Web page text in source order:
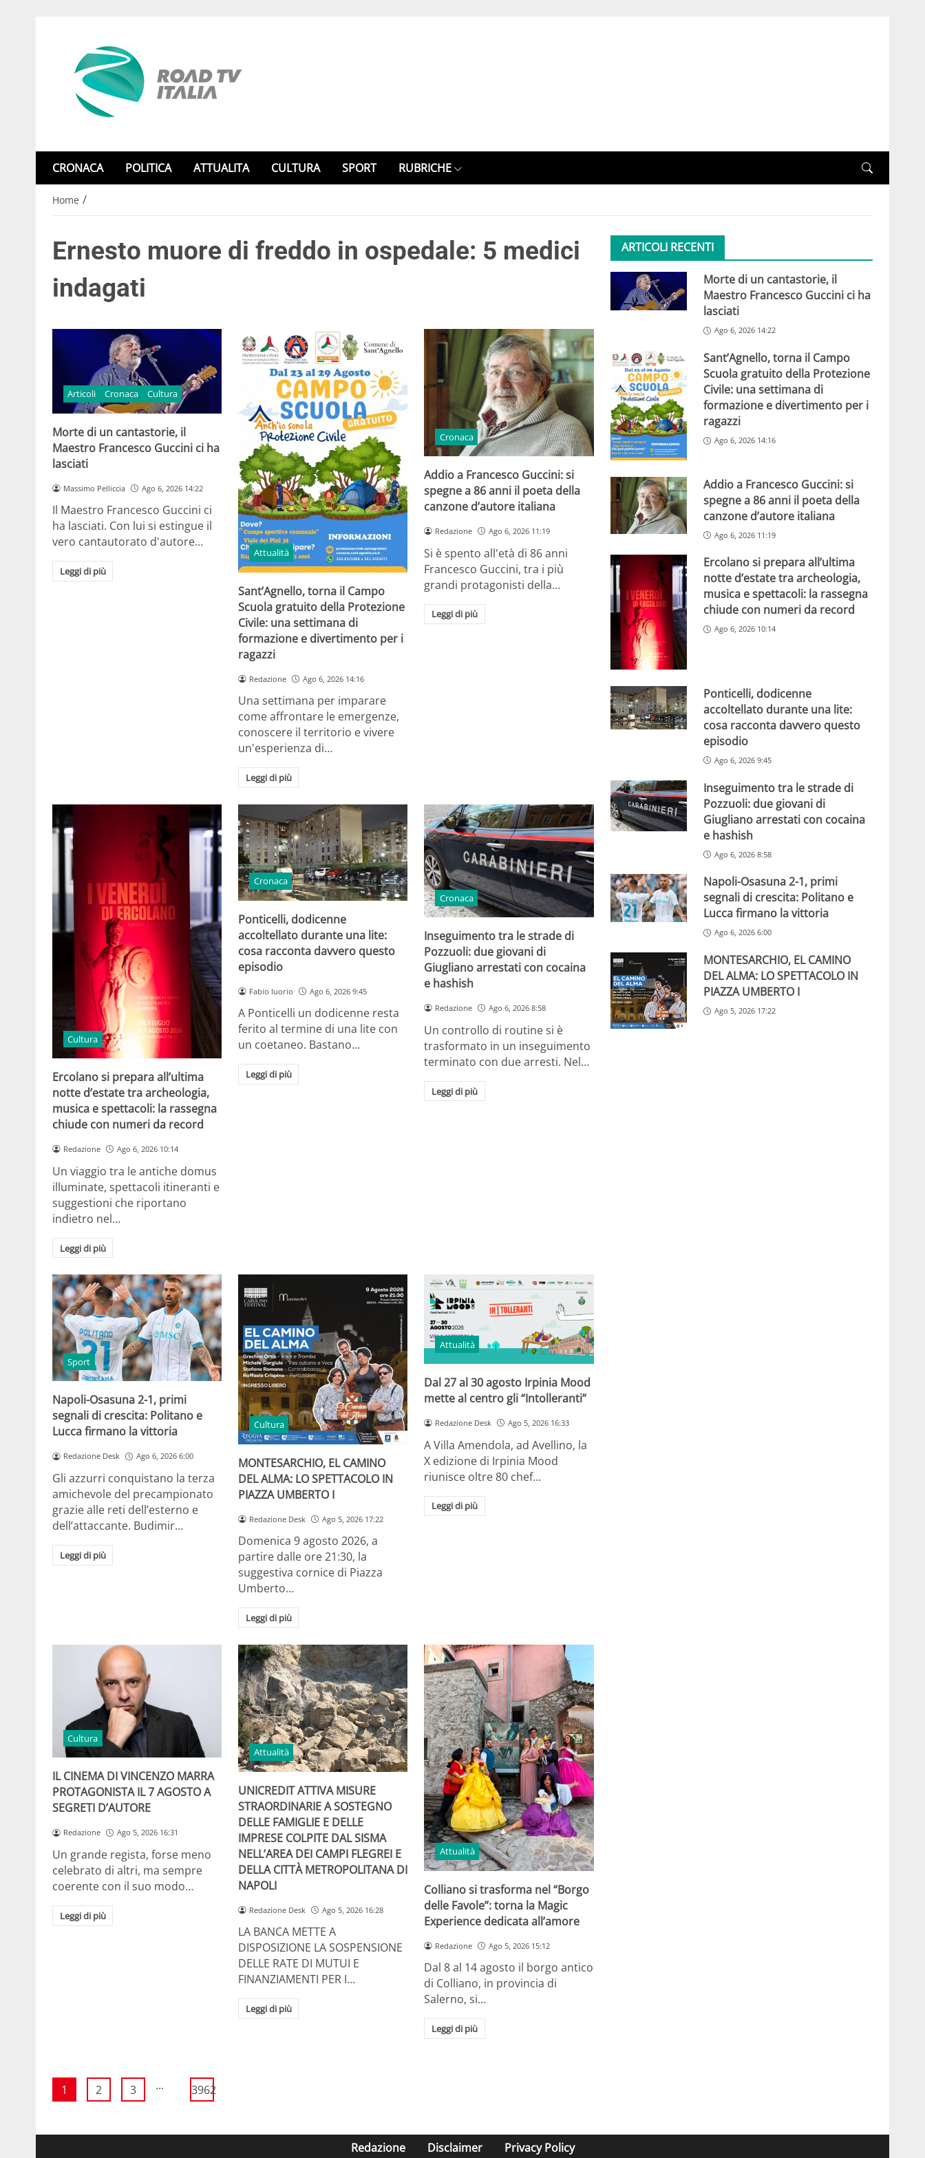
CRONACA POLITICA ATTUALITA CULTURA SPORT RUBRICHE
Home /
Ernesto muore di freddo in ospedale: 5 medici
indagati
Articoli Cronaca Cultura
Morte di un cantastorie, il
Maestro Francesco Guccini ci ha
lasciati
Massimo Pelliccia Ago 6, 2026 14:22
Il Maestro Francesco Guccini ci
ha lasciati. Con lui si estingue il
vero cantautorato d'autore…
Leggi di più
Attualità
Sant’Agnello, torna il Campo
Scuola gratuito della Protezione
Civile: una settimana di
formazione e divertimento per i
ragazzi
Redazione Ago 6, 2026 14:16
Una settimana per imparare
come affrontare le emergenze,
conoscere il territorio e vivere
un'esperienza di…
Leggi di più
Cronaca
Addio a Francesco Guccini: si
spegne a 86 anni il poeta della
canzone d’autore italiana
Redazione Ago 6, 2026 11:19
Si è spento all'età di 86 anni
Francesco Guccini, tra i più
grandi protagonisti della…
Leggi di più
Cultura
Ercolano si prepara all’ultima
notte d’estate tra archeologia,
musica e spettacoli: la rassegna
chiude con numeri da record
Redazione Ago 6, 2026 10:14
Un viaggio tra le antiche domus
illuminate, spettacoli itineranti e
suggestioni che riportano
indietro nel…
Leggi di più
Cronaca
Ponticelli, dodicenne
accoltellato durante una lite:
cosa racconta davvero questo
episodio
Fabio Iuorio Ago 6, 2026 9:45
A Ponticelli un dodicenne resta
ferito al termine di una lite con
un coetaneo. Bastano…
Leggi di più
Cronaca
Inseguimento tra le strade di
Pozzuoli: due giovani di
Giugliano arrestati con cocaina
e hashish
Redazione Ago 6, 2026 8:58
Un controllo di routine si è
trasformato in un inseguimento
terminato con due arresti. Nel…
Leggi di più
Sport
Napoli-Osasuna 2-1, primi
segnali di crescita: Politano e
Lucca firmano la vittoria
Redazione Desk Ago 6, 2026 6:00
Gli azzurri conquistano la terza
amichevole del precampionato
grazie alle reti dell’esterno e
dell’attaccante. Budimir…
Leggi di più
Cultura
MONTESARCHIO, EL CAMINO
DEL ALMA: LO SPETTACOLO IN
PIAZZA UMBERTO I
Redazione Desk Ago 5, 2026 17:22
Domenica 9 agosto 2026, a
partire dalle ore 21:30, la
suggestiva cornice di Piazza
Umberto…
Leggi di più
Attualità
Dal 27 al 30 agosto Irpinia Mood
mette al centro gli “Intolleranti”
Redazione Desk Ago 5, 2026 16:33
A Villa Amendola, ad Avellino, la
X edizione di Irpinia Mood
riunisce oltre 80 chef…
Leggi di più
Cultura
IL CINEMA DI VINCENZO MARRA
PROTAGONISTA IL 7 AGOSTO A
SEGRETI D’AUTORE
Redazione Ago 5, 2026 16:31
Un grande regista, forse meno
celebrato di altri, ma sempre
coerente con il suo modo…
Leggi di più
Attualità
UNICREDIT ATTIVA MISURE
STRAORDINARIE A SOSTEGNO
DELLE FAMIGLIE E DELLE
IMPRESE COLPITE DAL SISMA
NELL’AREA DEI CAMPI FLEGREI E
DELLA CITTÀ METROPOLITANA DI
NAPOLI
Redazione Desk Ago 5, 2026 16:28
LA BANCA METTE A
DISPOSIZIONE LA SOSPENSIONE
DELLE RATE DI MUTUI E
FINANZIAMENTI PER I…
Leggi di più
Attualità
Colliano si trasforma nel “Borgo
delle Favole”: torna la Magic
Experience dedicata all’amore
Redazione Ago 5, 2026 15:12
Dal 8 al 14 agosto il borgo antico
di Colliano, in provincia di
Salerno, si…
Leggi di più
1 2 3 ... 3962
ARTICOLI RECENTI
Morte di un cantastorie, il
Maestro Francesco Guccini ci ha
lasciati
Ago 6, 2026 14:22
Sant’Agnello, torna il Campo
Scuola gratuito della Protezione
Civile: una settimana di
formazione e divertimento per i
ragazzi
Ago 6, 2026 14:16
Addio a Francesco Guccini: si
spegne a 86 anni il poeta della
canzone d’autore italiana
Ago 6, 2026 11:19
Ercolano si prepara all’ultima
notte d’estate tra archeologia,
musica e spettacoli: la rassegna
chiude con numeri da record
Ago 6, 2026 10:14
Ponticelli, dodicenne
accoltellato durante una lite:
cosa racconta davvero questo
episodio
Ago 6, 2026 9:45
Inseguimento tra le strade di
Pozzuoli: due giovani di
Giugliano arrestati con cocaina
e hashish
Ago 6, 2026 8:58
Napoli-Osasuna 2-1, primi
segnali di crescita: Politano e
Lucca firmano la vittoria
Ago 6, 2026 6:00
MONTESARCHIO, EL CAMINO
DEL ALMA: LO SPETTACOLO IN
PIAZZA UMBERTO I
Ago 5, 2026 17:22
Redazione Disclaimer Privacy Policy